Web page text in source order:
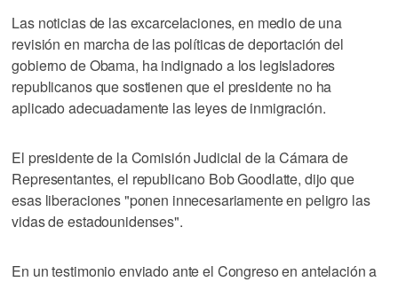
Las noticias de las excarcelaciones, en medio de una
revisión en marcha de las políticas de deportación del
gobierno de Obama, ha indignado a los legisladores
republicanos que sostienen que el presidente no ha
aplicado adecuadamente las leyes de inmigración.
El presidente de la Comisión Judicial de la Cámara de
Representantes, el republicano Bob Goodlatte, dijo que
esas liberaciones "ponen innecesariamente en peligro las
vidas de estadounidenses".
En un testimonio enviado ante el Congreso en antelación a